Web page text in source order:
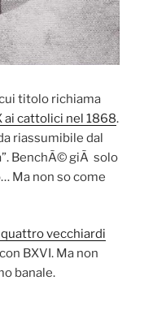
cui titolo richiama
ai cattolici nel 1868.
riassumibile dal
BenchÃ© giÃ solo
Ma non so come
vecchiardi
BXVI. Ma non
banale.